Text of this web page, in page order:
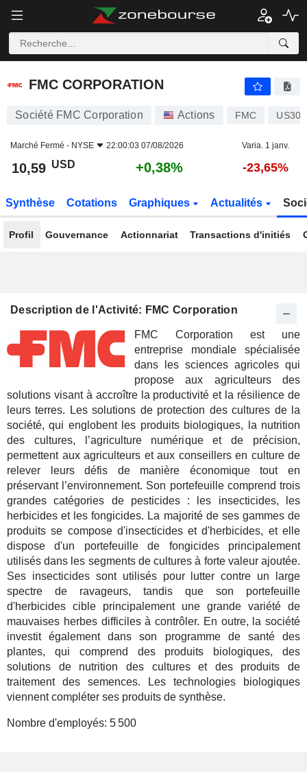
FMC CORPORATION
FMC CORPORATION
Société FMC Corporation Actions FMC
Marché Fermé - NYSE 22:00:03 07/08/2026 Varia. 1 janv.
10,59 USD +0,38% -23,65%
Synthèse Cotations Graphiques Actualités
Profil Gouvernance Actionnariat Transactions d'initiés
Description de l'Activité: FMC Corporation
FMC Corporation est une
entreprise mondiale spécialisée
dans les sciences agricoles qui
propose aux agriculteurs des
solutions visant à accroître la productivité et la résilience de
leurs terres. Les solutions de protection des cultures de la
société, qui englobent les produits biologiques, la nutrition
des cultures, l’agriculture numérique et de précision,
permettent aux agriculteurs et aux conseillers en culture de
relever leurs défis de manière économique tout en
préservant l’environnement. Son portefeuille comprend trois
grandes catégories de pesticides : les insecticides, les
herbicides et les fongicides. La majorité de ses gammes de
produits se compose d'insecticides et d'herbicides, et elle
dispose d'un portefeuille de fongicides principalement
utilisés dans les segments de cultures à forte valeur ajoutée.
Ses insecticides sont utilisés pour lutter contre un large
spectre de ravageurs, tandis que son portefeuille
d'herbicides cible principalement une grande variété de
mauvaises herbes difficiles à contrôler. En outre, la société
investit également dans son programme de santé des
plantes, qui comprend des produits biologiques, des
solutions de nutrition des cultures et des produits de
traitement des semences. Les technologies biologiques
viennent compléter ses produits de synthèse.
Nombre d'employés: 5 500